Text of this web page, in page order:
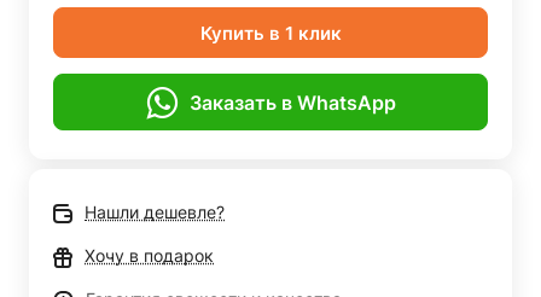
Купить в 1 клик
Заказать в WhatsApp
Нашли дешевле?
Хочу в подарок